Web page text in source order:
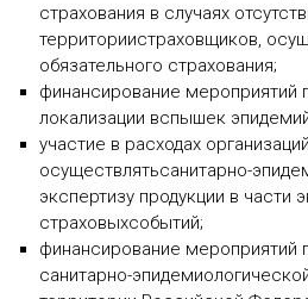
страхования в случаях
территориистраховщиков,
обязательного страхования;
финансирование мероприятий
локализации вспышек
участие в расходах
осуществлятьсанитарно-
экспертизу продукции в части
страховыхсобытий;
финансирование мероприятий
санитарно-